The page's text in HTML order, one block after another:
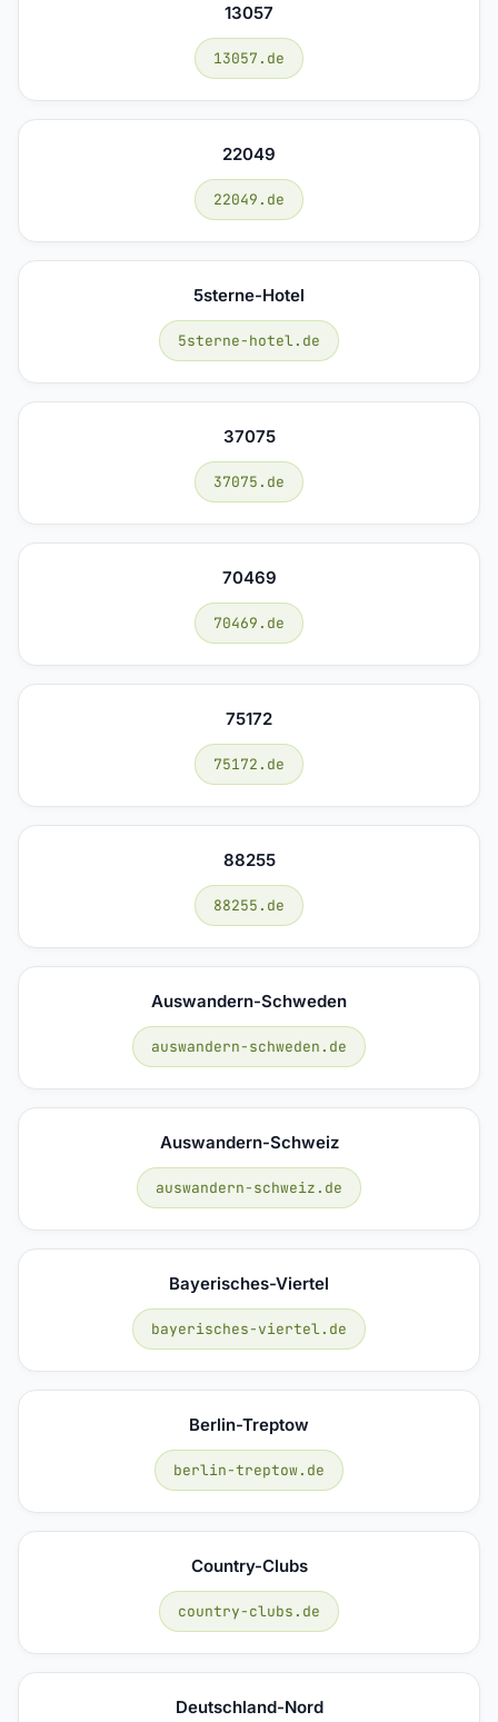
13057
13057.de
22049
22049.de
5sterne-Hotel
5sterne-hotel.de
37075
37075.de
70469
70469.de
75172
75172.de
88255
88255.de
Auswandern-Schweden
auswandern-schweden.de
Auswandern-Schweiz
auswandern-schweiz.de
Bayerisches-Viertel
bayerisches-viertel.de
Berlin-Treptow
berlin-treptow.de
Country-Clubs
country-clubs.de
Deutschland-Nord